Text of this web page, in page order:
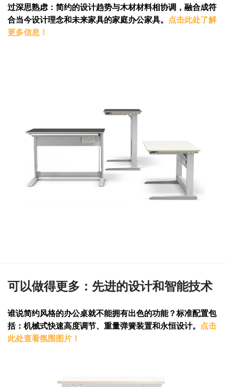
过深思熟虑：简约的设计趋势与木材材料相协调，融合成符
合当今设计理念和未来家具的家庭办公家具。 点击此处了解
更多信息！
可以做得更多：先进的设计和智能技术
谁说简约风格的办公桌就不能拥有出色的功能？标准配置包
括：机械式快速高度调节、重量弹簧装置和永恒设计。 点击
此处查看氛围图片！